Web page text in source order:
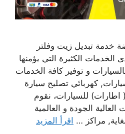
خدمة تبديل زيت وفلتر
الكثيرة التي يؤمنها
و توفير كافة الخدمات
كهربائي تصليح سيارة
( اطارات) للسيارات، نقوم
الجودة و العالمية
مراكز … اقرأ المزيد